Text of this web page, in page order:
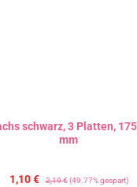
schwarz, 3 Platten,
mm
Verkaufspreis:
1,10 € Regulärer Preis:
2,19 € (49.77% gespart)